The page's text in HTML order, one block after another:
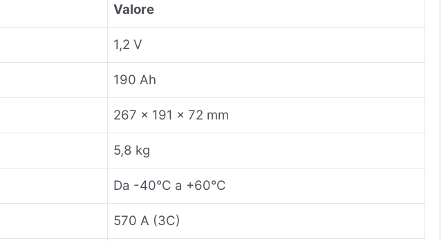
Valore
1,2 V
190 Ah
267 x 191 x 72 mm
5,8 kg
Da -40°C a +60°C
570 A (3C)